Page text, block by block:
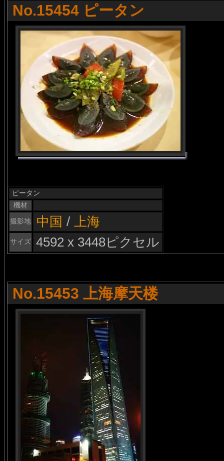
No.15454 ピータン
ピータン
機材
撮影地
中国 / 上海
サイズ 4592 x 3448ピクセル
No.15453 上海摩天楼